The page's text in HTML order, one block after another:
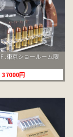
.東京ショールーム限
37000円